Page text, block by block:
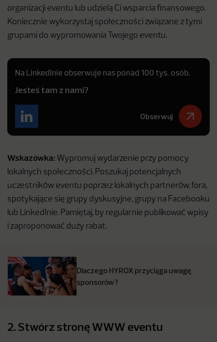
organizacji eventu lub udzielą Ci wsparcia finansowego.
Koniecznie wykorzystaj społeczności związane z tymi
grupami do wypromowania Twojego eventu.
Na LinkedInie obserwuje nas ponad 100 tys. osób.
Jesteś tam z nami?
Obserwuj
Wskazówka: Wypromuj wydarzenie przy pomocy
lokalnych społeczności. Poszukaj potencjalnych
uczestników eventu poprzez lokalnych partnerów, fora,
spotykające się grupy dyskusyjne, grupy na Facebooku
lub LinkedInie. Pamiętaj, by regularnie publikować wpisy
i zaproponować duży rabat.
Dlaczego HYROX przyciąga uwagę
sponsorów?
2. Stwórz stronę WWW eventu